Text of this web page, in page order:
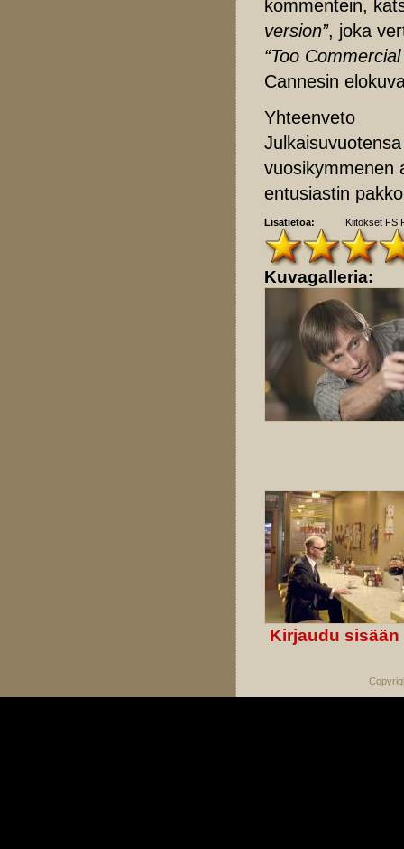
kommentein,
version”, joka
“Too
Cannesin
Yhteenveto
vuosikymmenen
entusiastin
Lisätietoa: Kiitokset FS
Kuvagalleria:
Kirjaudu sisään